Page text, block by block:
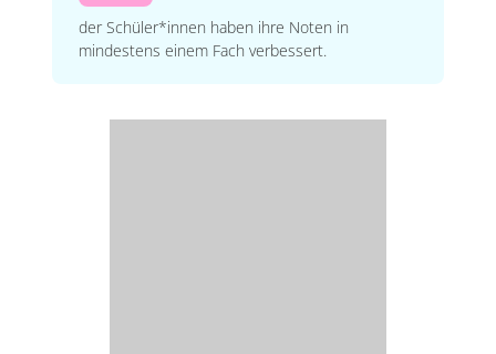
der Schüler*innen haben ihre Noten in
mindestens einem Fach verbessert.